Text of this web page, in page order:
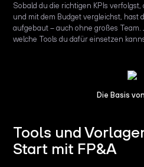
Sobald du die richtigen KPIs
und mit dem Budget vergleichst, hast
aufgebaut – auch ohne großes
welche Tools du dafür einsetzen
Die Basis
Tools und
Start mit FP&A